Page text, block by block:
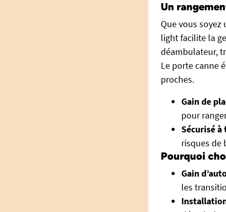
Un
Que vous
light facilite la
déambulateur,
Le porte canne
proches.
Gain de
pour
Sécurisé
risques de
Pourquoi
Gain
les